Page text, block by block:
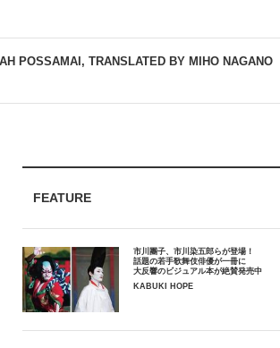
POSSAMAI, TRANSLATED BY MIHO NAGANO
FEATURE
市川團子、市川染五郎らが登場！
話題の若手歌舞伎俳優が一冊に
大反響のビジュアル本が絶賛発売中
KABUKI HOPE